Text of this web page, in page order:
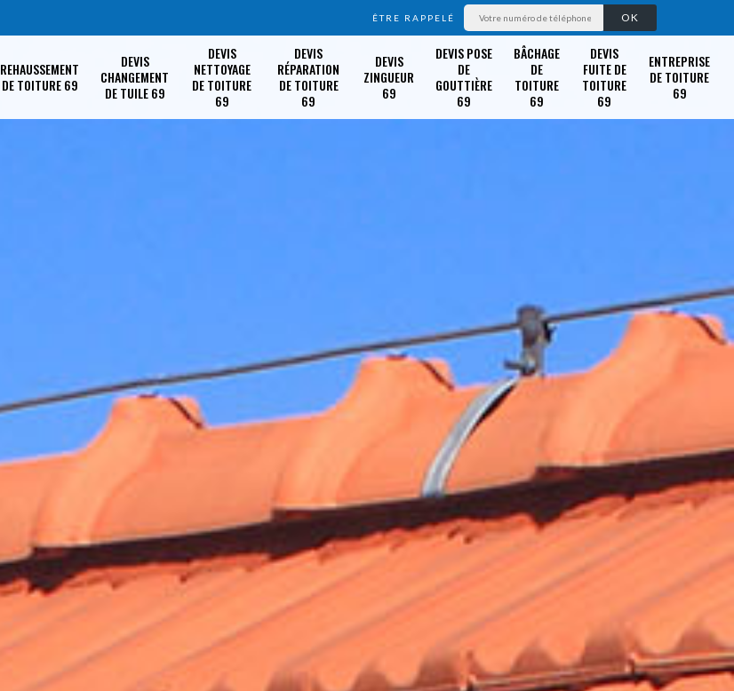
ÊTRE RAPPELÉ
REHAUSSEMENT
DE TOITURE 69
DEVIS
CHANGEMENT
DE TUILE 69
DEVIS
NETTOYAGE
DE TOITURE
69
DEVIS
RÉPARATION
DE TOITURE
69
DEVIS
ZINGUEUR
69
DEVIS POSE
DE
GOUTTIÈRE
69
BÂCHAGE
DE
TOITURE
69
DEVIS
FUITE DE
TOITURE
69
ENTREPRISE
DE TOITURE
69